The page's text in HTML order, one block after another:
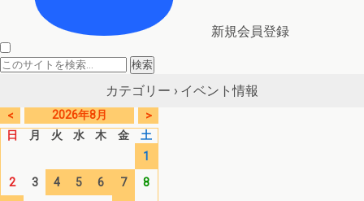
新規会員登録
カテゴリー › イベント情報
< 2026年8月
>
日
月 火 水 木 金
土
1
2
3 4 5 6 7
8